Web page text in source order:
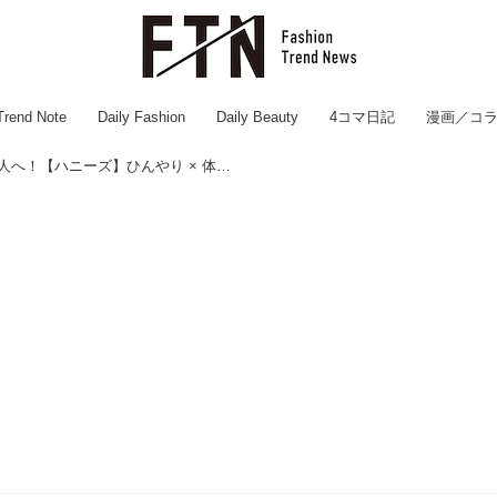
Note Daily Fashion Daily Beauty 4コマ日記 漫画／コ